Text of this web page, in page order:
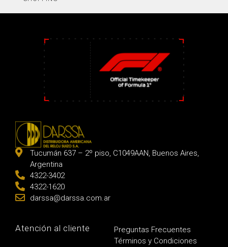
Tucumán 637 – 2º piso, C1049AAN, Buenos Aires,
Argentina
4322-3402
4322-1620
darssa@darssa.com.ar
Atención al cliente
Preguntas Frecuentes
Términos y Condiciones